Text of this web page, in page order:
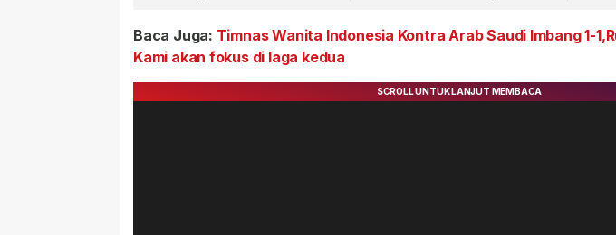
Baca Juga: Timnas Wanita Indonesia Kontra Arab Saudi Imbang 1-
Kami akan fokus di laga kedua